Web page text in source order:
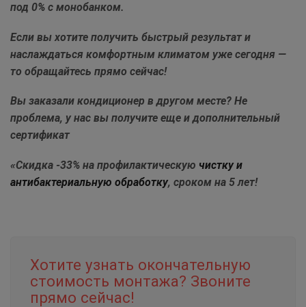
под 0% с монобанком.
Если вы хотите получить быстрый результат и
наслаждаться комфортным климатом уже сегодня —
то обращайтесь прямо сейчас!
Вы заказали кондиционер в другом месте? Не
проблема, у нас вы получите еще и дополнительный
сертификат
«Скидка -33% на профилактическую чистку и
антибактериальную обработку, сроком на 5 лет!
Хотите узнать окончательную
стоимость монтажа? Звоните
прямо сейчас!